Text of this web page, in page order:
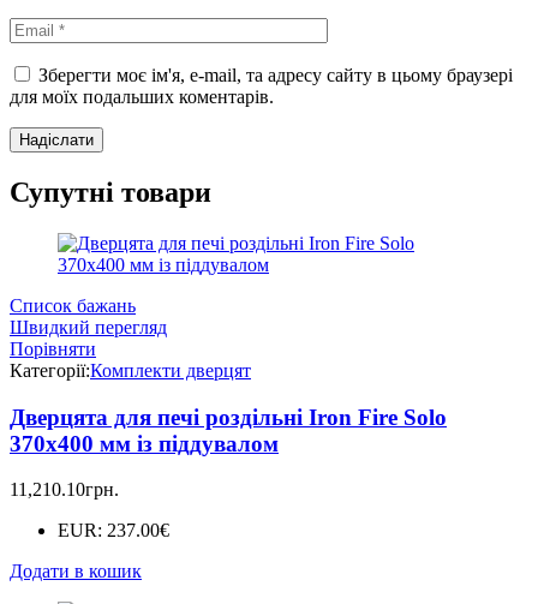
Зберегти моє ім'я, e-mail, та адресу сайту в цьому браузері
для моїх подальших коментарів.
Супутні товари
Список бажань
Швидкий перегляд
Порівняти
Категорії:Комплекти дверцят
Дверцята для печі роздільні Iron Fire Solo
370х400 мм із піддувалом
11,210.10грн.
EUR: 237.00€
Додати в кошик